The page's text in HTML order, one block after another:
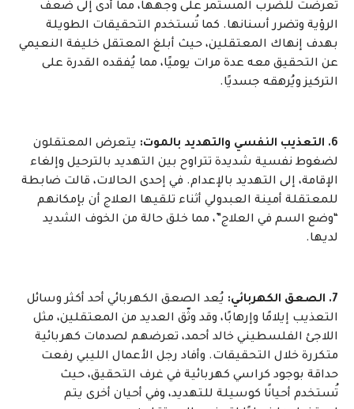
تعرضت للضرب المستمر على وجهها، مما أدى إلى ضعف
الرؤية وتضرر أسنانها. كما تُستخدم التحقيقات الطويلة
بهدف إنهاك المعتقلين، حيث أبلغ المعتقل خليفة النعيمي
عن التحقيق معه عدة مرات يوميًا، مما يُفقده القدرة على
التركيز ويُرهقه جسديًا.
6. التعذيب النفسي والتهديد بالموت:
يتعرض المعتقلون
لضغوط نفسية شديدة تتراوح بين التهديد بالترحيل وإلغاء
الإقامة، إلى التهديد بالإعدام. في إحدى الحالات، قالت ضابطة
للمعتقلة أمينة العبدولي أثناء تلقيها العلاج أن بإمكانهم
“وضع السم في العلاج”، مما خلق حالة من الخوف الشديد
لديها.
7. الصعق الكهربائي:
يُعد الصعق الكهربائي أحد أكثر وسائل
التعذيب إيلامًا وإرهابًا، وقد وثّق العديد من المعتقلين، مثل
اللاجئ الفلسطيني خالد أحمد، تعرضهم لصدمات كهربائية
متكررة خلال التحقيقات. وأفاد رجل الأعمال الليبي رفعت
حداقة بوجود كراسي كهربائية في غرف التحقيق، حيث
تُستخدم أحيانًا كوسيلة للتهديد، وفي أحيان أخرى يتم